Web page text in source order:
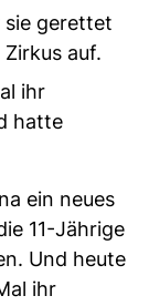
sie gerettet
auf.
ihr
hatte
ein neues
11-Jährige
Und heute
ihr